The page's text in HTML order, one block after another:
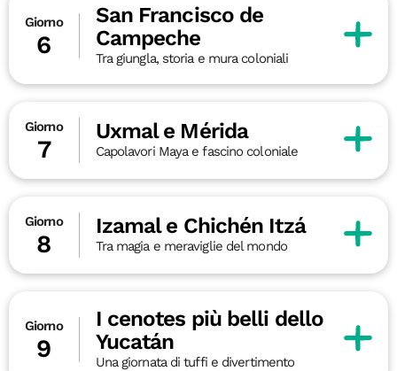
Giorno
6
San Francisco de
Campeche
Tra giungla, storia e mura coloniali
Giorno
7
Uxmal e Mérida
Capolavori Maya e fascino coloniale
Giorno
8
Izamal e Chichén Itzá
Tra magia e meraviglie del mondo
Giorno
9
I cenotes più belli dello
Yucatán
Una giornata di tuffi e divertimento